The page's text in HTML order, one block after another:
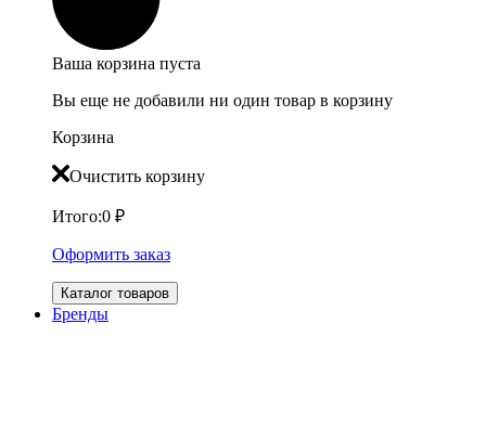
Ваша корзина пуста
Вы еще не добавили ни один товар в корзину
Корзина
Очистить корзину
Итого:0 ₽
Оформить заказ
Каталог товаров
Бренды